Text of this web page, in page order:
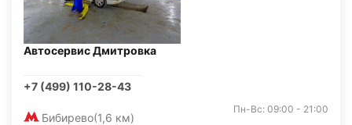
Автосервис Дмитровка
+7 (499) 110-28-43
Бибирево(1,6 км)
Пн-Вс: 09:00 - 21:00